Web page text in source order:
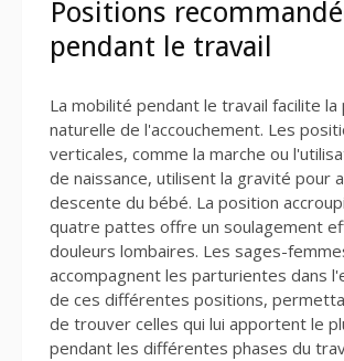
Positions
pendant le travail
La mobilité pendant le travail facilite
naturelle de l'accouchement. Les
verticales, comme la marche ou
de naissance, utilisent la gravité pour
descente du bébé. La position
quatre pattes offre un soulagement
douleurs lombaires. Les sages-
accompagnent les parturientes dans
de ces différentes positions,
de trouver celles qui lui apportent le
pendant les différentes phases du